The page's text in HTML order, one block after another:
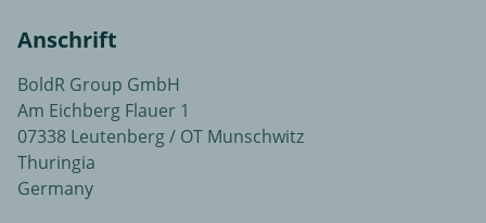
Anschrift
BoldR Group GmbH
Am Eichberg Flauer 1
07338 Leutenberg / OT Munschwitz
Thuringia
Germany